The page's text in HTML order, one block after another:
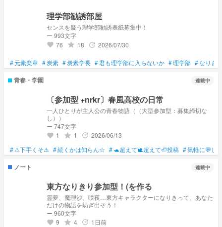
理学部勧誘部屋
センスを疑う理学部勧誘表紙募集中！
ー 993文字
favorite 76 grade 18 update 2026/07/30
#元素楽章 #炭素 #炭素学長 #君も理学部に入らないか #理学部 #なりき
青春・学園 連載中
〔参加型 +nrkr〕春風高校の日常
一人ひとりが主人公の青春物語（（大型参加型：募集締切な
し））
ー 747文字
favorite 1 grade 1 update 2026/06/13
#⚠下手くそ⚠ #続くかは知らん☆ #🐢超えて🐌超えて🦥投稿 #気軽に💬し
ノート 連載中
東方なりきり参加型！(を作る
霊夢、魔理沙、咲夜…東方キャラクターになりきって、あなた
だけの物語を紡ぎ出そう！
ー 960文字
favorite 9 grade 4 update 1日前